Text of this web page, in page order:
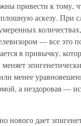
привести к тому,
аскезу. При
— все это
в привычку,
менее
а нездоровая —
нового дает